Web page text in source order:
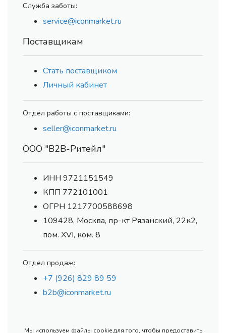
Служба заботы:
service@iconmarket.ru
Поставщикам
Стать поставщиком
Личный кабинет
Отдел работы с поставщиками:
seller@iconmarket.ru
ООО "В2В-Ритейл"
ИНН 9721151549
КПП 772101001
ОГРН 1217700588698
109428, Москва, пр-кт Рязанский, 22к2,
пом. XVI, ком. 8
Отдел продаж:
+7 (926) 829 89 59
b2b@iconmarket.ru
Мы используем файлы cookie для того, чтобы предоставить